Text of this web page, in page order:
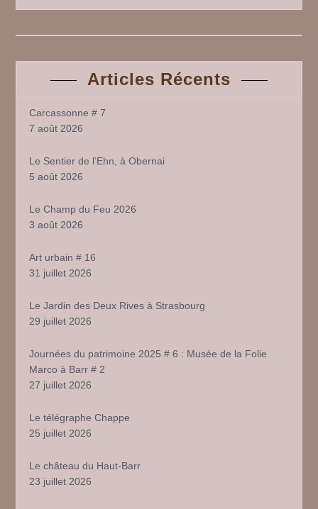
Articles Récents
Carcassonne # 7
7 août 2026
Le Sentier de l’Ehn, à Obernai
5 août 2026
Le Champ du Feu 2026
3 août 2026
Art urbain # 16
31 juillet 2026
Le Jardin des Deux Rives à Strasbourg
29 juillet 2026
Journées du patrimoine 2025 # 6 : Musée de la Folie
Marco à Barr # 2
27 juillet 2026
Le télégraphe Chappe
25 juillet 2026
Le château du Haut-Barr
23 juillet 2026